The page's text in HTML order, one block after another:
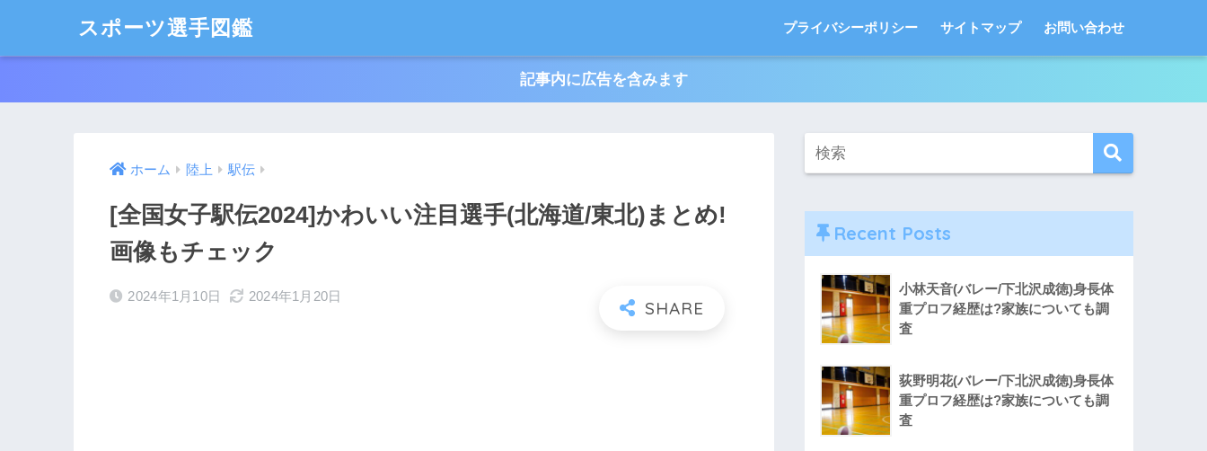
スポーツ選手図鑑 プライバシーポリシー サイトマップ お問い合わせ
記事内に広告を含みます
ホーム 陸上 駅伝
[全国女子駅伝2024]かわいい注目選手(北海道/東北)まとめ!
画像もチェック
2024年1月10日 2024年1月20日
Recent Posts
小林天音(バレー/下北沢成徳)身長体
重プロフ経歴は?家族についても調
査
荻野明花(バレー/下北沢成徳)身長体
重プロフ経歴は?家族についても調
査